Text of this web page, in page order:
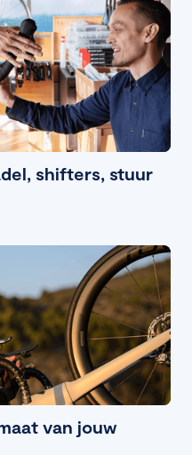
shifters, stuur
van jouw